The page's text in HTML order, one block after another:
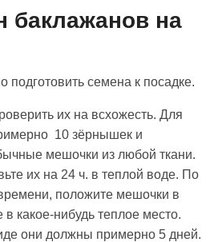
баклажанов на
подготовить семена к посадке.
их на всхожесть. Для
10 зёрнышек и
мешочки из любой ткани.
их на 24 ч. в теплой воде. По
положите мешочки в
в какое-нибудь теплое место.
они должны примерно 5 дней.